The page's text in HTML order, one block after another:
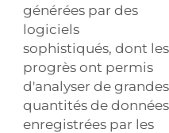
générées par des
logiciels
sophistiqués, dont les
progrès ont permis
d'analyser de grandes
quantités de données
enregistrées par les